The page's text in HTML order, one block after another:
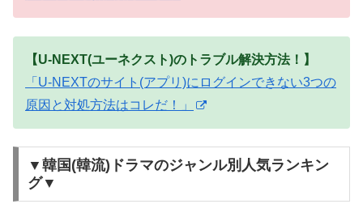
【U-NEXT(ユーネクスト)のトラブル解決方法！】
「U-NEXTのサイト(アプリ)にログインできない3つの
原因と対処方法はコレだ！」
▼韓国(韓流)ドラマのジャンル別人気ランキン
グ▼